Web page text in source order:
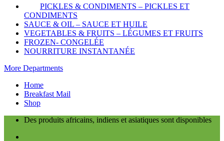
PICKLES & CONDIMENTS – PICKLES ET
CONDIMENTS
SAUCE & OIL – SAUCE ET HUILE
VEGETABLES & FRUITS – LÉGUMES ET FRUITS
FROZEN- CONGELÉE
NOURRITURE INSTANTANÉE
More Departments
Home
Breakfast Mail
Shop
Des produits africains, indiens et asiatiques sont disponibles